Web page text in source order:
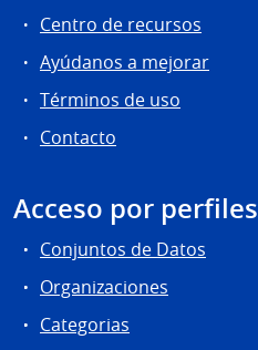
Centro de recursos
Ayúdanos a mejorar
Términos de uso
Contacto
Acceso por perfiles
Conjuntos de Datos
Organizaciones
Categorias